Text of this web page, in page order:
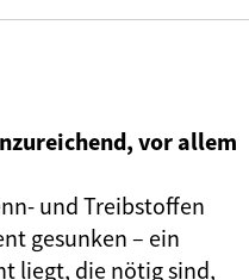
vor allem
und Treibstoffen
gesunken – ein
liegt, die nötig sind,